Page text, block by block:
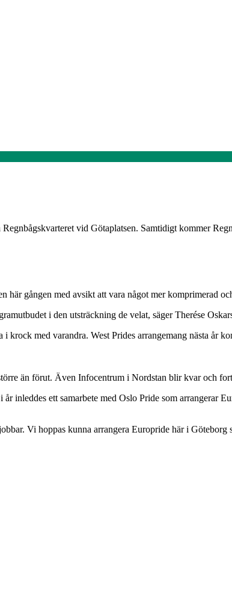
vid Götaplatsen. Samtidigt kommer
här gången med avsikt att vara något mer komprimerad
i den utsträckning de velat, säger Therése
med varandra. West Prides arrangemang nästa år
än förut. Även Infocentrum i Nordstan blir kvar och
inleddes ett samarbete med Oslo Pride som arrangerar
Vi hoppas kunna arrangera Europride här i Göteborg